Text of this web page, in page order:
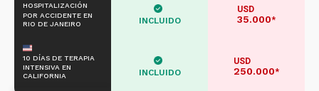
HOSPITALIZACIÓN
POR ACCIDENTE EN
RIO DE JANEIRO
INCLUIDO
USD
35.000*
10 DÍAS DE TERAPIA
INTENSIVA EN
CALIFORNIA
INCLUIDO
USD
250.000*